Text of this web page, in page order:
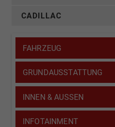
CADILLAC
FAHRZEUG
GRUNDAUSSTATTUNG
INNEN & AUSSEN
INFOTAINMENT